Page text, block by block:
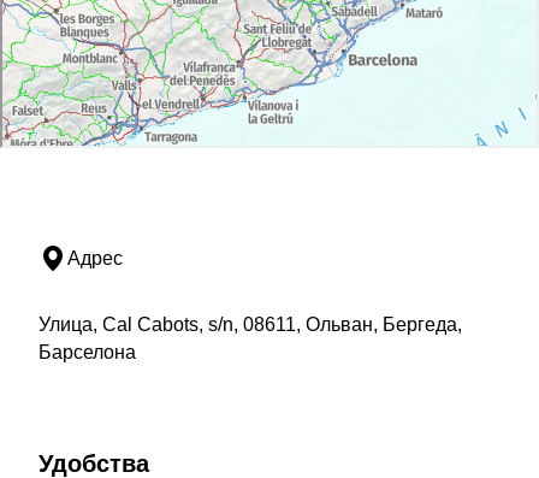
Адрес
Улица, Cal Cabots, s/n, 08611, Ольван, Бергеда,
Барселона
Удобства